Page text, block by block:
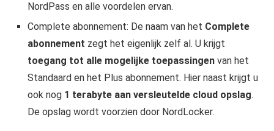
NordPass en alle voordelen ervan.
Complete abonnement: De naam van het Complete
abonnement zegt het eigenlijk zelf al. U krijgt
toegang tot alle mogelijke toepassingen van het
Standaard en het Plus abonnement. Hier naast krijgt u
ook nog 1 terabyte aan versleutelde cloud opslag.
De opslag wordt voorzien door NordLocker.